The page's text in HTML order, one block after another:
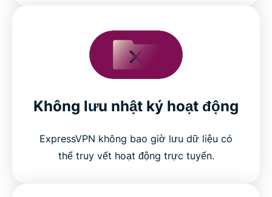
Không lưu nhật ký hoạt động
ExpressVPN không bao giờ lưu dữ liệu có
thể truy vết hoạt động trực tuyến.